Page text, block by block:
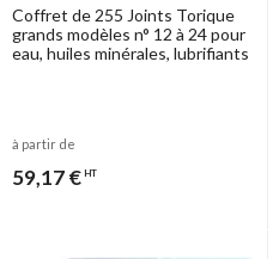
Coffret de 255 Joints Torique
grands modèles n° 12 à 24 pour
eau, huiles minérales, lubrifiants
à partir de
59,17 € HT